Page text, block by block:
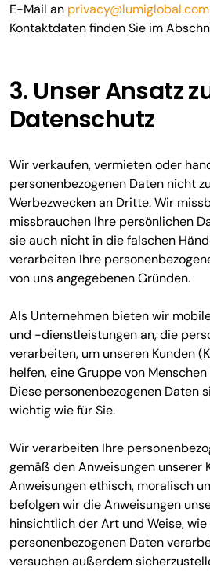
E-Mail an privacy@lumiglobal.com
Kontaktdaten finden Sie im
3. Unser Ansatz
Datenschutz
Wir verkaufen, vermieten oder
personenbezogenen Daten nicht
Werbezwecken an Dritte. Wir
missbrauchen Ihre persönlichen
sie auch nicht in die falschen
verarbeiten Ihre
von uns angegebenen Gründen.
Als Unternehmen bieten wir
und -dienstleistungen an, die
verarbeiten, um unseren Kunden
helfen, eine Gruppe von
Diese personenbezogenen Daten
wichtig wie für Sie.
Wir verarbeiten Ihre
gemäß den Anweisungen unserer
Anweisungen ethisch, moralisch
befolgen wir die Anweisungen
hinsichtlich der Art und Weise,
personenbezogenen Daten
versuchen außerdem